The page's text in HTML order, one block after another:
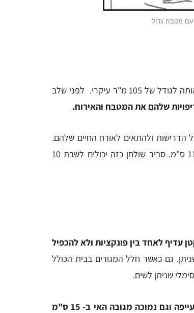
עם מטבח גדול
הדירה במקור בגודל 80 מ"ר ואליה מוסיפים מרפסת וממ"ד ובכך מרחיבים אותה לגודל של 105 מ"ר עיקרי. לפני שלב
שלהם את המטבח והאירוח.
הדרישות ולהתאים לאורח החיים שלהם.
בהתייחס לפרוגרמה, תכננתי מטבח גדול ובמרכזו שולחן בגודל של 110/240 ס"מ. סביב שולחן כזה יכולים לשבת 10
עדיף לאחד בין פונקציות ולא להכפיל
גם כאשר חלל המגורים בבית הכולל
שניתן לשים.
עייפה וגם נמוכה מגובה האי ב- 15 ס"מ